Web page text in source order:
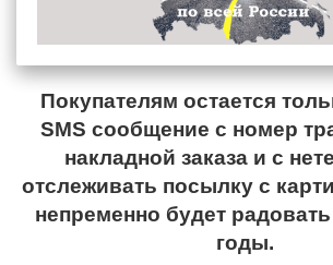
Покупателям остается
SMS сообщение с номер
накладной заказа и с
отслеживать посылку с
непременно будет
годы.